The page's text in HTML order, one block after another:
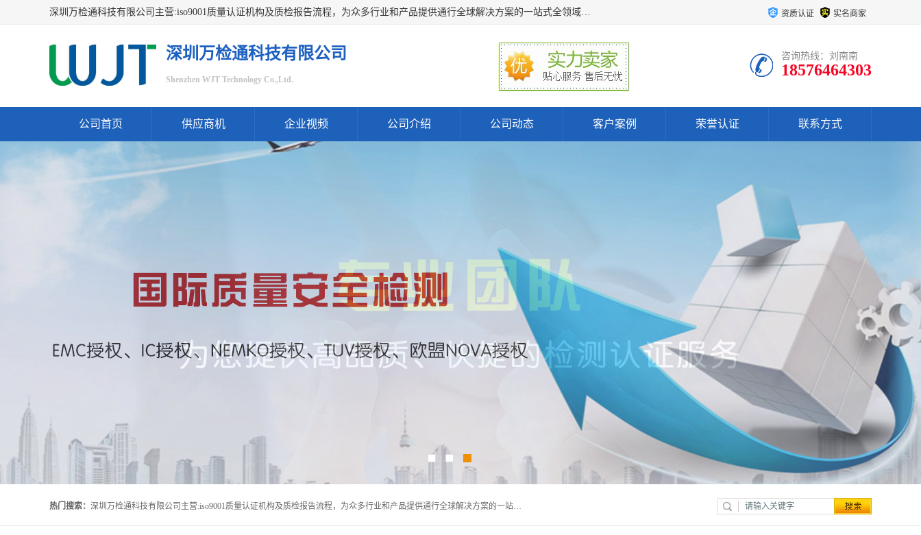
深圳万检通科技有限公司主营:iso9001质量认证机构及质检报告流程，为众多行业和产品提供通行全球解决方案的一站式全领域公共检测、鉴定、验货、srrc认证,质量检测认证及CE认证公司，帮助企业应对全球各种技术贸易壁垒，提升企业竞争优势，满足其对品质的高标准要求。 资质认证 实名商家
深圳万检通科技有限公司
Shenzhen WJT Technology Co.,Ltd.
咨询热线：刘南南
18576464303
公司首页 供应商机 企业视频 公司介绍 公司动态 客户案例 荣誉认证 联系方式
热门搜索： 深圳万检通科技有限公司主营:iso9001质量认证机构及质检报告流程，为众多行业和产品提供通行全球解决方案的一站式全领域公共检测、鉴定、验货、srrc认证,质量检测认证及CE认证公司，帮助企业应对全球各种技术贸易壁垒，提升企业竞争优势，满足其对品质的高标准要求。